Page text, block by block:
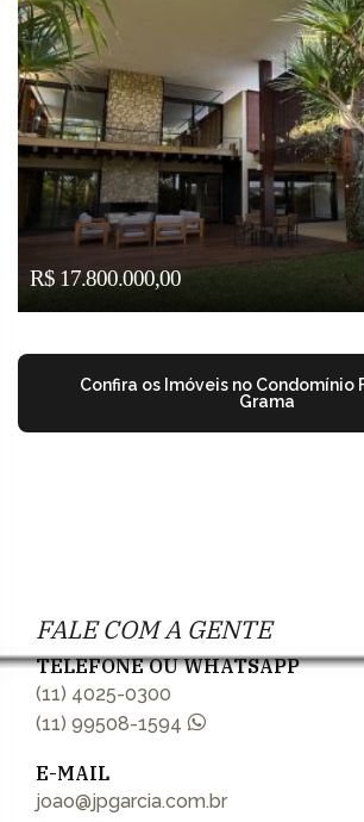
R$ 17.800.000,00
Confira os Imóveis no Condomínio
Grama
FALE COM A GENTE
TELEFONE OU WHATSAPP
(11) 4025-0300
(11) 99508-1594
E-MAIL
joao@jpgarcia.com.br